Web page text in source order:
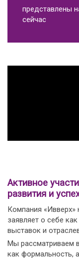
представлены
сейчас
Активное
развития и
Компания «Ивверх»
заявляет о себе
выставок и
Мы рассматриваем
как формальность,